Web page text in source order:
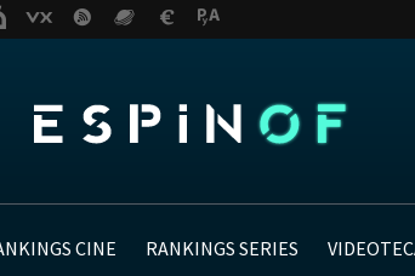
CINE RANKINGS SERIES